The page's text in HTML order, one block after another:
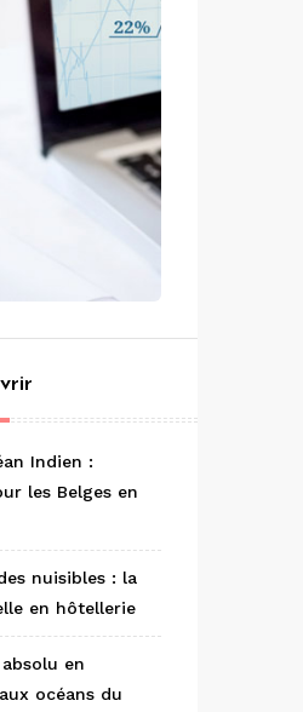
Indien :
les Belges en
nuisibles : la
en hôtellerie
en
océans du